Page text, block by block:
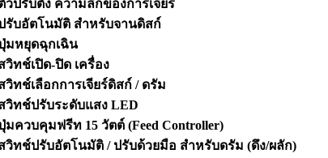
วปรับตั้ง ความลึกของการเจียร
รับอัตโนมัติ สำหรับจานดิสก์
มหยุดฉุกเฉิน
วิทช์เปิด-ปิด เครื่อง
วิทช์เลือกการเจียร์ดิสก์ / ดรัม
วิทช์ปรับระดับแสง LED
มควบคุมฟรีท 15 วัตต์ (Feed Controller)
วิทช์ปรับอัตโนมัติ / ปรับด้วยมือ สำหรับดรัม (ดึง/ผลัก)